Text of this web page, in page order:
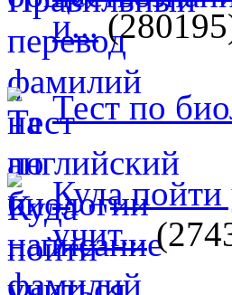
и...
Тест по
Куда
учит...